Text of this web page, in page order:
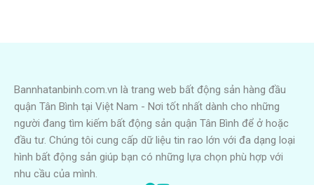
Bannhatanbinh.com.vn là trang web bất động sản hàng đầu
quận Tân Bình tại Việt Nam - Nơi tốt nhất dành cho những
người đang tìm kiếm bất động sản quận Tân Bình để ở hoặc
đầu tư. Chúng tôi cung cấp dữ liệu tin rao lớn với đa dạng loại
hình bất động sản giúp bạn có những lựa chọn phù hợp với
nhu cầu của mình.